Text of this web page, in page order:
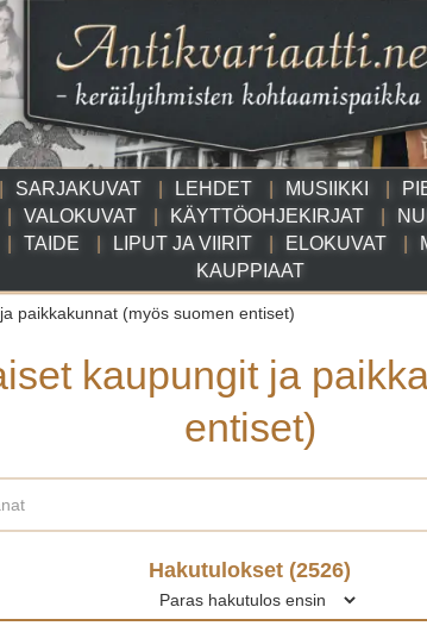
SARJAKUVAT LEHDET MUSIIKKI
VALOKUVAT KÄYTTÖOHJEKIRJAT
TAIDE LIPUT JA VIIRIT ELOKUVAT
KAUPPIAAT
paikkakunnat (myös suomen entiset)
kaupungit ja
entiset)
Hakutulokset (2526)